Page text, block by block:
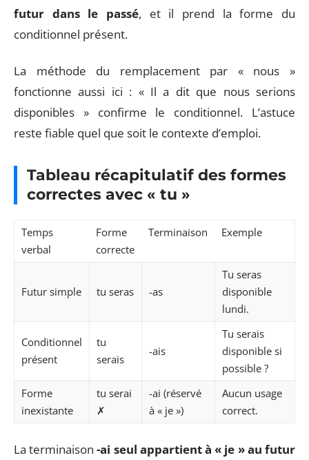
futur dans le passé, et il prend la forme du
conditionnel présent.
La méthode du remplacement par « nous »
fonctionne aussi ici : « Il a dit que nous serions
disponibles » confirme le conditionnel. L’astuce
reste fiable quel que soit le contexte d’emploi.
Tableau récapitulatif des formes
correctes avec « tu »
Temps
verbal
Forme
correcte
Terminaison Exemple
Futur simple tu seras -as
Tu seras
disponible
lundi.
Conditionnel
présent
tu
serais
-ais
Tu serais
disponible si
possible ?
Forme
inexistante
tu serai
✗
-ai (réservé
à « je »)
Aucun usage
correct.
La terminaison-ai seul appartient à « je » au futur